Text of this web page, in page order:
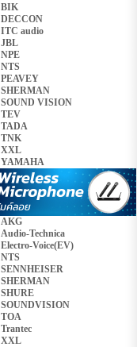
BIK
DECCON
ITC audio
JBL
NPE
NTS
PEAVEY
SHERMAN
SOUND VISION
TEV
TADA
TNK
XXL
YAMAHA
AKG
Audio-Technica
Electro-Voice(EV)
NTS
SENNHEISER
SHERMAN
SHURE
SOUNDVISION
TOA
Trantec
XXL